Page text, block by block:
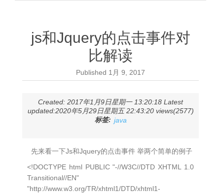
js和Jquery的点击事件对
比解读
Published 1月 9, 2017
Created: 2017年1月9日星期一 13:20:18 Latest
updated:2020年5月29日星期五 22:43:20 views(2577)
标签: java
先来看一下Js和Jquery的点击事件 举两个简单的例子
<!DOCTYPE html PUBLIC "-//W3C//DTD XHTML 1.0
Transitional//EN"
"http://www.w3.org/TR/xhtml1/DTD/xhtml1-